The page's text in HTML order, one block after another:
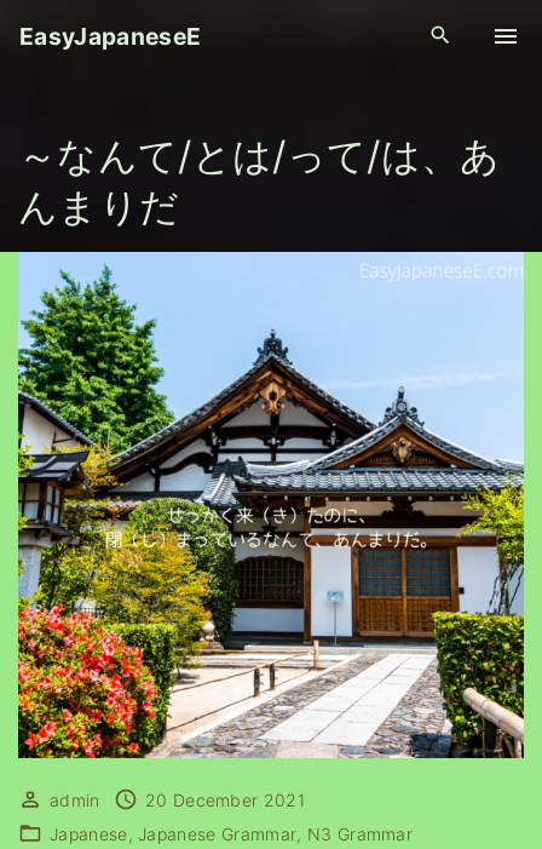
EasyJapaneseE
～なんて/とは/って/は、あ
んまりだ
admin
20 December 2021
Japanese Japanese Grammar N3 Grammar